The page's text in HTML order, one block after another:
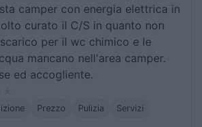
camper con energia elettrica in
curato il C/S in quanto non
per il wc chimico e le
mancano nell'area camper.
ed accogliente.
Prezzo Pulizia Servizi